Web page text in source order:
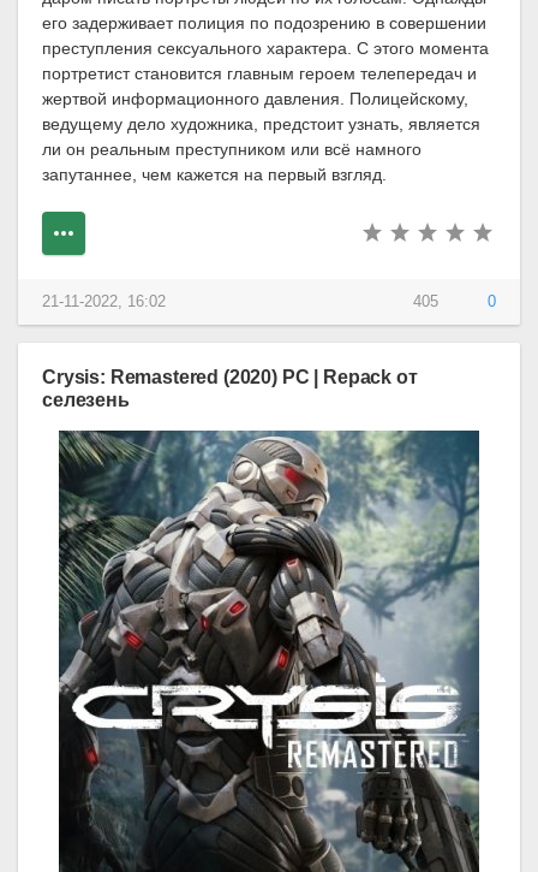
его задерживает полиция по подозрению в совершении
преступления сексуального характера. С этого момента
портретист становится главным героем телепередач и
жертвой информационного давления. Полицейскому,
ведущему дело художника, предстоит узнать, является
ли он реальным преступником или всё намного
запутаннее, чем кажется на первый взгляд.
405 0
21-11-2022, 16:02
Crysis: Remastered (2020) PC | Repack от
селезень